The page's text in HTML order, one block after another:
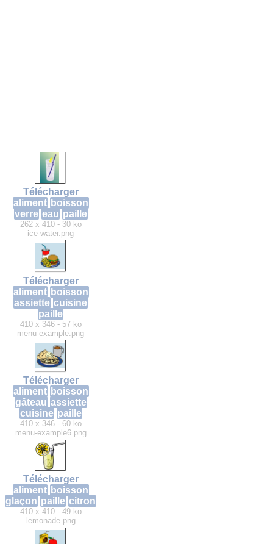
Télécharger
aliment boisson
verre eau paille
262 x 410 - 30 ko
ice-water.png
Télécharger
aliment boisson
assiette cuisine
paille
410 x 346 - 57 ko
menu-example.png
Télécharger
aliment boisson
gâteau assiette
cuisine paille
410 x 346 - 60 ko
menu-example6.png
Télécharger
aliment boisson
glaçon paille citron
410 x 410 - 49 ko
lemonade.png